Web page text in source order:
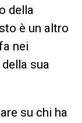
della
è un altro
nei
sua
su chi ha